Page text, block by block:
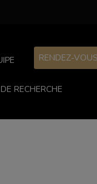
RENDEZ-
RECHERCHE